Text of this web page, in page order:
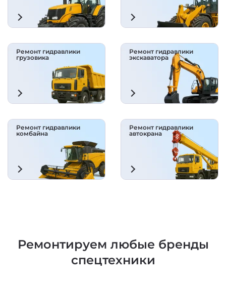
Ремонт гидравлики
грузовика
Ремонт гидравлики
экскаватора
Ремонт гидравлики
комбайна
Ремонт гидравлики
автокрана
Ремонтируем любые бренды
спецтехники